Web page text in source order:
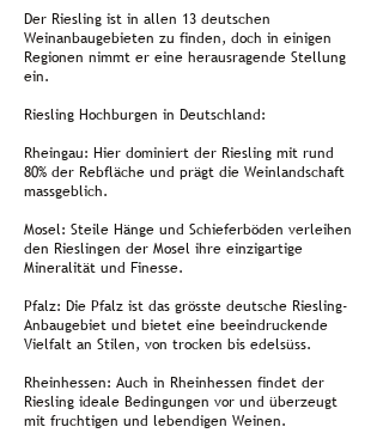
Der Riesling ist in allen 13 deutschen
Weinanbaugebieten zu finden, doch in einigen
Regionen nimmt er eine herausragende Stellung
ein.
Riesling Hochburgen in Deutschland:
Rheingau: Hier dominiert der Riesling mit rund
80% der Rebfläche und prägt die Weinlandschaft
massgeblich.
Mosel: Steile Hänge und Schieferböden verleihen
den Rieslingen der Mosel ihre einzigartige
Mineralität und Finesse.
Pfalz: Die Pfalz ist das grösste deutsche Riesling-
Anbaugebiet und bietet eine beeindruckende
Vielfalt an Stilen, von trocken bis edelsüss.
Rheinhessen: Auch in Rheinhessen findet der
Riesling ideale Bedingungen vor und überzeugt
mit fruchtigen und lebendigen Weinen.